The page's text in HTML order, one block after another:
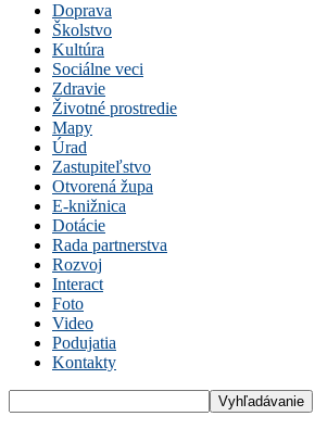
Doprava
Školstvo
Kultúra
Sociálne veci
Zdravie
Životné prostredie
Mapy
Úrad
Zastupiteľstvo
Otvorená župa
E-knižnica
Dotácie
Rada partnerstva
Rozvoj
Interact
Foto
Video
Podujatia
Kontakty